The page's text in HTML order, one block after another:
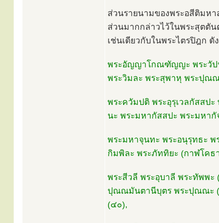
ส่วนรายนามของพระอสีติมห
ส่วนมากกล่าวไว้ในพระสุตตั
เช่นเดียวกับในพระไตรปิฎก ดั
พระอัญญาโกณฑัญญะ พระวัป
พระวิมละ พระสุพาหุ พระปุณ
พระควัมปติ พระอุรุเวลกัสสป
นะ พระมหากัสสปะ พระมหา
พระมหาจุนทะ พระอนุรุทธะ พ
กิมพิละ พระภัททิยะ (กาฬโคธ
พระสีวลี พระอุบาลี พระทัพพะ
ปุณณมันตานีบุตร พระปุณณะ (
(๔๐),